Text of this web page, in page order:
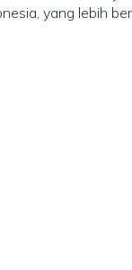
yang lebih